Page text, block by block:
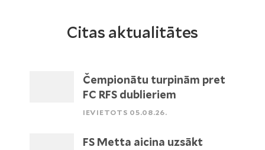
Citas aktualitātes
Čempionātu turpinām pret
FC RFS dublieriem
IEVIETOTS 05.08.26.
FS Metta aicina uzsākt